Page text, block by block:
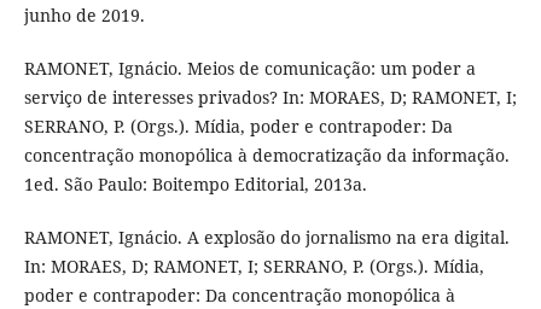
junho de 2019.
RAMONET, Ignácio. Meios de comunicação: um poder a
serviço de interesses privados? In: MORAES, D; RAMONET, I;
SERRANO, P. (Orgs.). Mídia, poder e contrapoder: Da
concentração monopólica à democratização da informação.
1ed. São Paulo: Boitempo Editorial, 2013a.
RAMONET, Ignácio. A explosão do jornalismo na era digital.
In: MORAES, D; RAMONET, I; SERRANO, P. (Orgs.). Mídia,
poder e contrapoder: Da concentração monopólica à